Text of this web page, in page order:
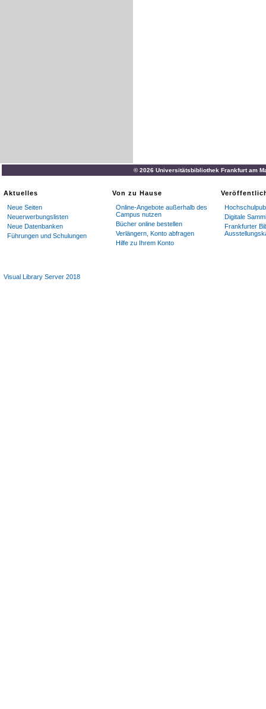
© 2026 Universitätsbibliothek Frankfurt am
Aktuelles
Neue Seiten
Neuerwerbungslisten
Neue Datenbanken
Führungen und Schulungen
Von zu Hause
Online-Angebote außerhalb des
Campus nutzen
Bücher online bestellen
Verlängern, Konto abfragen
Hilfe zu Ihrem Konto
Digitale
Frankfurter
Visual Library Server 2018